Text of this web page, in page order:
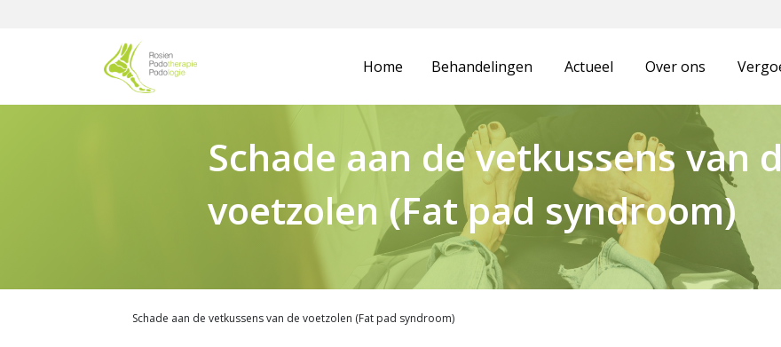
Home Behandelingen Actueel Over ons
Schade aan de vetkussens van
voetzolen (Fat pad syndroom)
Schade aan de vetkussens van de voetzolen (Fat pad syndroom)